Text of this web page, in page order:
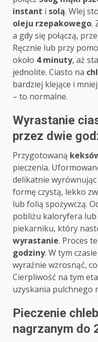
instant i solą. Wlej
oleju rzepakowego.
a gdy się połączą,
Ręcznie lub przy
około 4 minuty, aż
jednolite. Ciasto na
bardziej klejące i
– to normalne.
Wyrastanie
przez dwie
Przygotowaną
pieczenia.
delikatnie
formę czystą, lekko
lub folią spożywczą.
pobliżu kaloryfera
piekarniku, który
wyrastanie. Proces
godziny. W tym
wyraźnie wzrosnąć,
Cierpliwość na tym
uzyskania pulchnego
Pieczenie
nagrzanym do